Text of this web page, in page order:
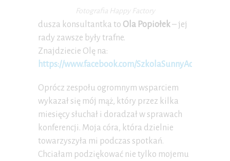
Fotografia Happy Factory
dusza konsultantka to Ola Popiołek– jej
rady zawsze były trafne.
Znajdziecie Olę na:
https://www.facebook.com/SzkolaSunnyAcademy/
Oprócz zespołu ogromnym wsparciem
wykazał się mój mąż, który przez kilka
miesięcy słuchał i doradzał w sprawach
konferencji. Moja córa, która dzielnie
towarzyszyła mi podczas spotkań.
Chciałam podziękować nie tylko mojemu